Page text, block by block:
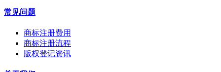
常见问题
商标注册费用
商标注册流程
版权登记资讯